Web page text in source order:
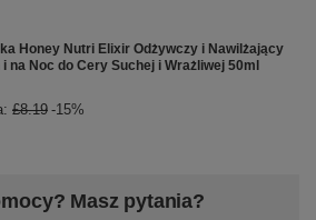
Honey Nutri Elixir Odżywczy i Nawilżający
na Noc do Cery Suchej i Wrażliwej 50ml
£8.19 -15%
Masz pytania?